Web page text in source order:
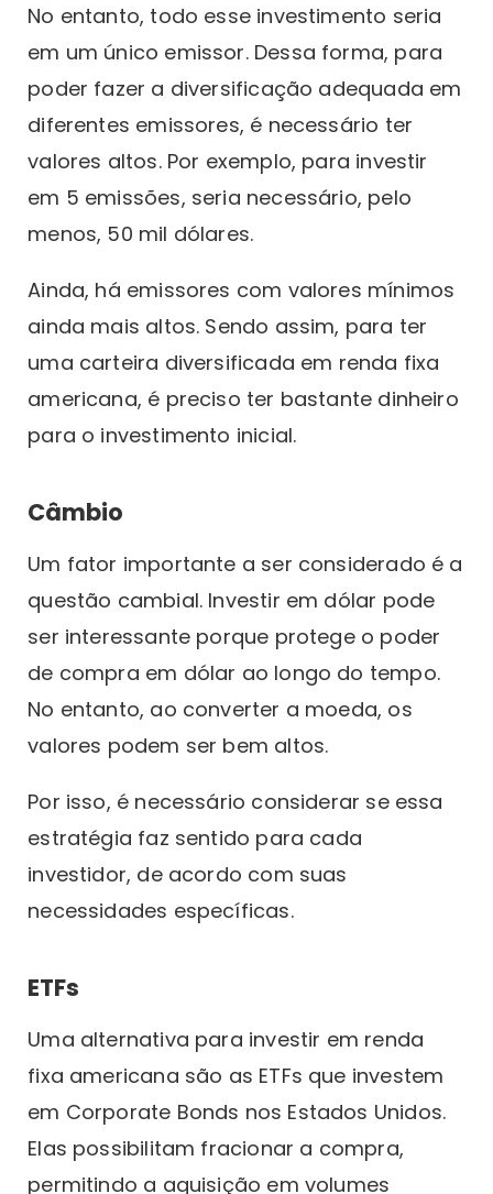
No entanto, todo esse investimento seria
em um único emissor. Dessa forma, para
poder fazer a diversificação adequada em
diferentes emissores, é necessário ter
valores altos. Por exemplo, para investir
em 5 emissões, seria necessário, pelo
menos, 50 mil dólares.
Ainda, há emissores com valores mínimos
ainda mais altos. Sendo assim, para ter
uma carteira diversificada em renda fixa
americana, é preciso ter bastante dinheiro
para o investimento inicial.
Câmbio
Um fator importante a ser considerado é a
questão cambial. Investir em dólar pode
ser interessante porque protege o poder
de compra em dólar ao longo do tempo.
No entanto, ao converter a moeda, os
valores podem ser bem altos.
Por isso, é necessário considerar se essa
estratégia faz sentido para cada
investidor, de acordo com suas
necessidades específicas.
ETFs
Uma alternativa para investir em renda
fixa americana são as ETFs que investem
em Corporate Bonds nos Estados Unidos.
Elas possibilitam fracionar a compra,
permitindo a aquisição em volumes